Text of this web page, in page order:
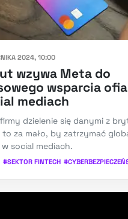
2024, 10:00
wzywa Meta do
wsparcia
mediach
dzielenie się danymi z
to za mało, by zatrzymać
social mediach.
#SEKTOR FINTECH #